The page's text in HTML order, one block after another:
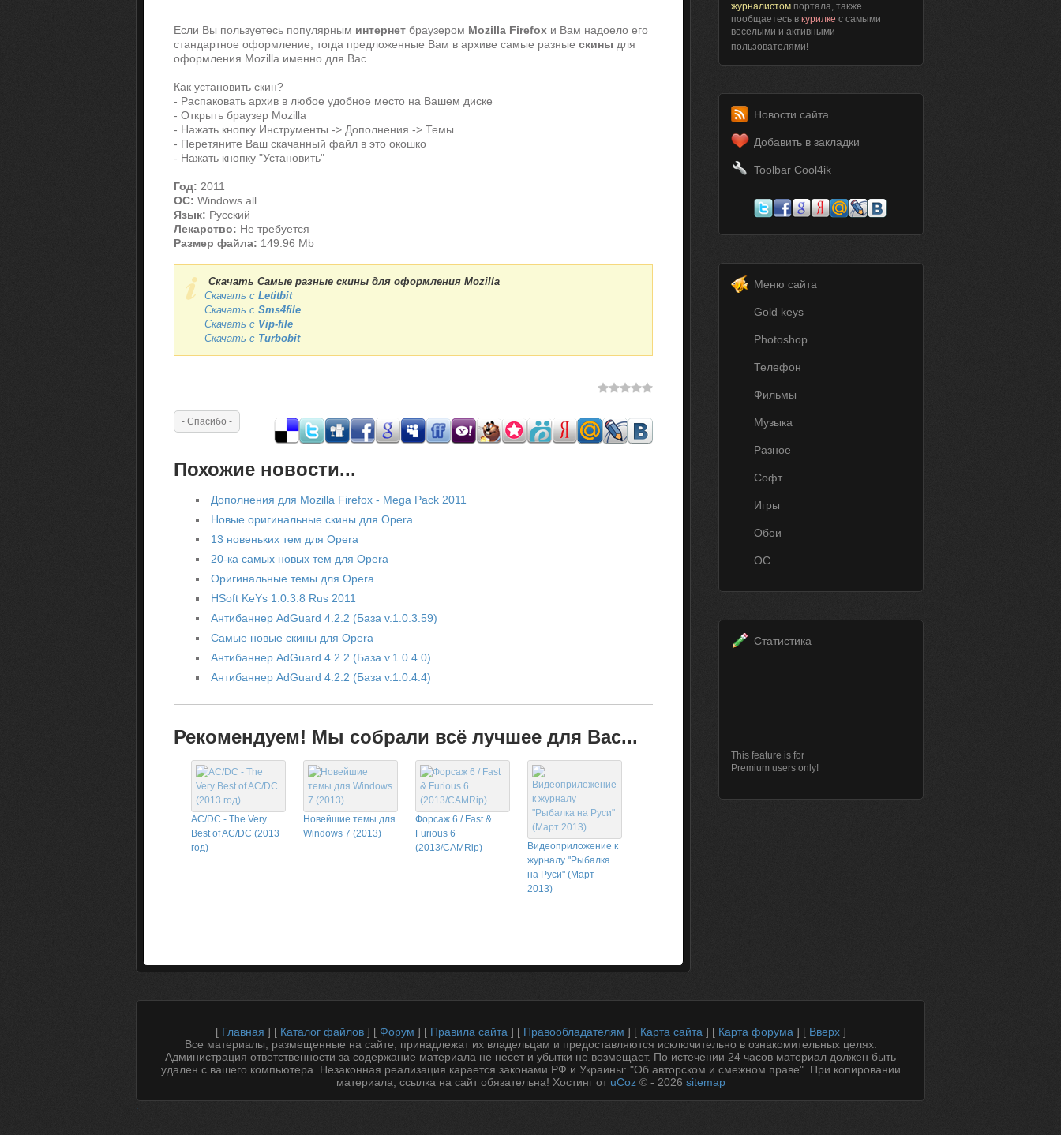
Если Вы пользуетесь популярным интернет браузером Mozilla Firefox и Вам надоело его
стандартное оформление, тогда предложенные Вам в архиве самые разные скины для
оформления Mozilla именно для Вас.
Как установить скин?
- Распаковать архив в любое удобное место на Вашем диске
- Открыть браузер Mozilla
- Нажать кнопку Инструменты -> Дополнения -> Темы
- Перетяните Ваш скачанный файл в это окошко
- Нажать кнопку "Установить"
Год: 2011
OC: Windows all
Язык: Русский
Лекарство: Не требуется
Размер файла: 149.96 Mb
Скачать Самые разные скины для оформления Mozilla
Скачать с Letitbit
Скачать с Sms4file
Скачать с Vip-file
Скачать с Turbobit
Похожие новости...
Дополнения для Mozilla Firefox - Mega Pack 2011
Новые оригинальные скины для Opera
13 новеньких тем для Opera
20-ка самых новых тем для Opera
Оригинальные темы для Opera
HSoft KeYs 1.0.3.8 Rus 2011
Антибаннер AdGuard 4.2.2 (База v.1.0.3.59)
Самые новые скины для Opera
Антибаннер AdGuard 4.2.2 (База v.1.0.4.0)
Антибаннер AdGuard 4.2.2 (База v.1.0.4.4)
Рекомендуем! Мы собрали всё лучшее для Вас...
AC/DC - The Very
Best of AC/DC (2013
год)
Новейшие темы для
Windows 7 (2013)
Форсаж 6 / Fast &
Furious 6
(2013/CAMRip)
Видеоприложение к
журналу "Рыбалка
на Руси" (Март
2013)
журналистом портала, также
пообщаетесь в курилке с самыми
весёлыми и активными
пользователями!
Новости сайта
Добавить в закладки
Toolbar Cool4ik
Меню сайта
Gold keys
Photoshop
Телефон
Фильмы
Музыка
Разное
Софт
Игры
Обои
ОС
Статистика
This feature is for
Premium users only!
[ Главная ] [ Каталог файлов] [ Форум ] [ Правила сайта ] [ Правообладателям ] [ Карта сайта ] [ Карта форума ] [ Вверх]
Все материалы, размещенные на сайте, принадлежат их владельцам и предоставляются исключительно в ознакомительных целях.
Администрация ответственности за содержание материала не несет и убытки не возмещает. По истечении 24 часов материал должен быть
удален с вашего компьютера. Незаконная реализация карается законами РФ и Украины: "Об авторском и смежном праве". При копировании
материала, ссылка на сайт обязательна! Хостинг от uCoz© - 2026 sitemap